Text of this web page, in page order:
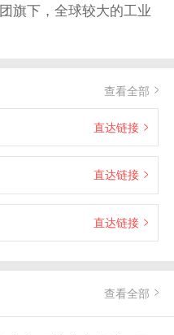
旗下，全球较大的工业
查看全部
直达链接
直达链接
直达链接
查看全部